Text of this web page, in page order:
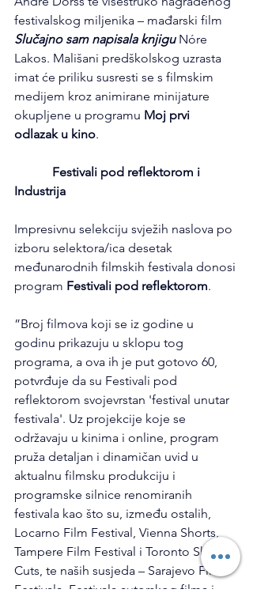
festivalskog miljenika – mađarski film
Slučajno sam napisala knjigu Nóre
Lakos. Mališani predškolskog uzrasta
imat će priliku susresti se s filmskim
medijem kroz animirane minijature
okupljene u programu Moj prvi
odlazak u kino.
Festivali pod reflektorom i
Industrija
Impresivnu selekciju svježih naslova po
izboru selektora/ica desetak
međunarodnih filmskih festivala donosi
program Festivali pod reflektorom.
”Broj filmova koji se iz godine u
godinu prikazuju u sklopu tog
programa, a ova ih je put gotovo 60,
potvrđuje da su Festivali pod
reflektorom svojevrstan 'festival unutar
festivala'. Uz projekcije koje se
održavaju u kinima i online, program
pruža detaljan i dinamičan uvid u
aktualnu filmsku produkciju i
programske silnice renomiranih
festivala kao što su, između ostalih,
Locarno Film Festival, Vienna Shorts,
Tampere Film Festival i Toronto Short
Cuts, te naših susjeda – Sarajevo Film
Festivala, Festivala autorskog filma i